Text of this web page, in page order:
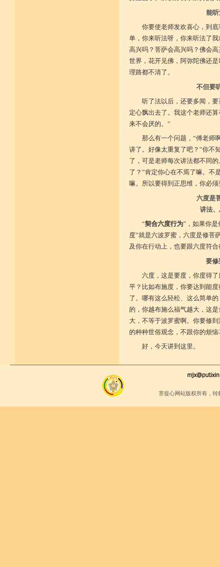
能
你要使老师发欢喜心，到
单，你来听法呀，你来听法了
高兴吗？菩萨会高兴吗？佛会
世界，花开见佛，阿弥陀佛还
理路都不清了。
不但要
听了法以后，还要多闻，
定心飘出去了。我这个老师还
来不会厌的。”
那么有一个问题，“傅老师
讲了。好像太重复了吧？”你不
了，可是老师每次讲法都不同
了？”肯定你心在不焉了嘛。不
嘛。所以要得到正思维，你必
六度是
讲法
“契合六度行为”，如果你
度”就是六波罗蜜，六度是修菩
及你在行动上，也要跟六度符
要修
六度，这是要度，你度得
平？比如布施度，你要达到能
了。哪有这么轻松、这么简单
的，你越布施么福气越大，这
大，不等于波罗蜜啊。你要修
的种种世俗观念，不跟你的烦
好，今天讲到这里。
菩提心网站版权所有，